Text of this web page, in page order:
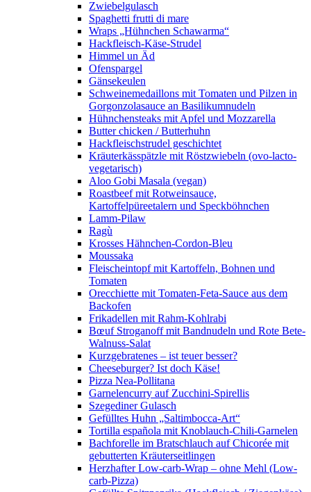
Zwiebelgulasch
Spaghetti frutti di mare
Wraps „Hühnchen Schawarma“
Hackfleisch-Käse-Strudel
Himmel un Äd
Ofenspargel
Gänsekeulen
Schweinemedaillons mit Tomaten und Pilzen in
Gorgonzolasauce an Basilikumnudeln
Hühnchensteaks mit Apfel und Mozzarella
Butter chicken / Butterhuhn
Hackfleischstrudel geschichtet
Kräuterkässpätzle mit Röstzwiebeln (ovo-lacto-
vegetarisch)
Aloo Gobi Masala (vegan)
Roastbeef mit Rotweinsauce,
Kartoffelpüreetalern und Speckböhnchen
Lamm-Pilaw
Ragù
Krosses Hähnchen-Cordon-Bleu
Moussaka
Fleischeintopf mit Kartoffeln, Bohnen und
Tomaten
Orecchiette mit Tomaten-Feta-Sauce aus dem
Backofen
Frikadellen mit Rahm-Kohlrabi
Bœuf Stroganoff mit Bandnudeln und Rote Bete-
Walnuss-Salat
Kurzgebratenes – ist teuer besser?
Cheeseburger? Ist doch Käse!
Pizza Nea-Pollitana
Garnelencurry auf Zucchini-Spirellis
Szegediner Gulasch
Gefülltes Huhn „Saltimbocca-Art“
Tortilla española mit Knoblauch-Chili-Garnelen
Bachforelle im Bratschlauch auf Chicorée mit
gebutterten Kräuterseitlingen
Herzhafter Low-carb-Wrap – ohne Mehl (Low-
carb-Pizza)